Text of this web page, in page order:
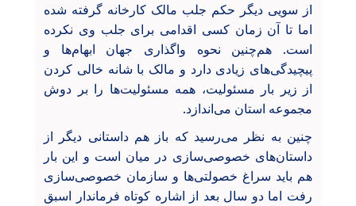
از سویی دیگر حکم جلب مالک کارخانه گرفته شده
اما تا آن زمان کسی اقدامی برای جلب وی نکرده
است. هم‌چنین نحوه واگذاری جهان ابهام‌ها و
پیچیدگی‌های زیادی دارد و مالک با شانه خالی کردن
از زیر بار مسئولیت، همه مسئولیت‌ها را بر دوش
مجموعه استان می‌اندازد.
چنین به نظر می‌رسید که باز هم داستانی دیگر از
داستان‌های خصوصی‌سازی در میان است و این بار
هم باید سراغ خصولتی‌ها و سازمان خصوصی‌سازی
رفت اما دو سال بعد از اشاره کوتاه فرماندار اسبق